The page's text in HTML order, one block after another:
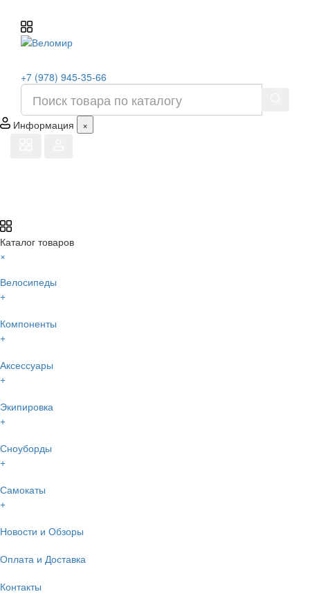
+7 (978) 945-35-66
Информация ×
Каталог товаров
×
Велосипеды
+
Компоненты
+
Аксессуары
+
Экипировка
+
Сноуборды
+
Самокаты
+
Новости и Обзоры
Оплата и Доставка
Контакты